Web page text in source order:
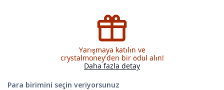
Yarışmaya katılın ve
crystalmoney'den bir ödül alın!
Daha fazla detay
Para birimini seçin veriyorsunuz